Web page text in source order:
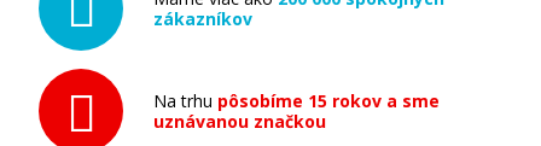
zákazníkov
Na trhu pôsobíme 15 rokov a sme
uznávanou značkou